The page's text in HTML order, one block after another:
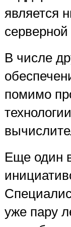
является
серверной
В числе
помимо
Еще один
уже пару